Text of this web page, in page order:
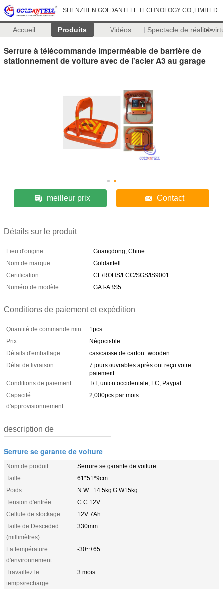
SHENZHEN GOLDANTELL TECHNOLOGY CO.,LIMITED
Accueil Produits Vidéos Spectacle de réalité
>>
Serrure à télécommande imperméable de barrière de
stationnement de voiture avec de l'acier A3 au garage
meilleur prix Contact
Détails sur le produit
Lieu d'origine:
Guangdong, Chine
Nom de marque:
Goldantell
Certification:
CE/ROHS/FCC/SGS/IS9001
Numéro de modèle:
GAT-ABS5
Conditions de paiement et expédition
Quantité de commande min:
1pcs
Prix:
Négociable
Détails d'emballage:
cas/caisse de carton+wooden
Délai de livraison:
7 jours ouvrables après ont reçu votre
paiement
Conditions de paiement:
T/T, union occidentale, LC, Paypal
Capacité
d'approvisionnement:
2,000pcs par mois
description de
Serrure se garante de voiture
Nom de produit:
Serrure se garante de voiture
Taille:
61*51*9cm
Poids:
N.W : 14.5kg G.W15kg
Tension d'entrée:
C.C 12V
Cellule de stockage:
12V 7Ah
Taille de Desceded
(millimètres):
330mm
La température
d'environnement:
-30~+65
Travaillez le
temps/recharge:
3 mois